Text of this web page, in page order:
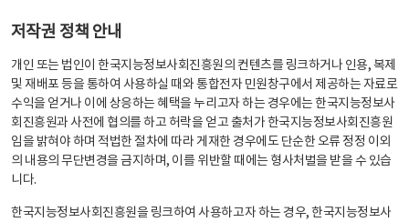
저작권 정책 안내
개인 또는 법인이 한국지능정보사회진흥원의 컨텐츠를 링크하거나 인용, 복제
및 재배포 등을 통하여 사용하실 때와 통합전자 민원창구에서 제공하는 자료로
수익을 얻거나 이에 상응하는 혜택을 누리고자 하는 경우에는 한국지능정보사
회진흥원과 사전에 협의를 하고 허락을 얻고 출처가 한국지능정보사회진흥원
임을 밝혀야 하며 적법한 절차에 따라 게재한 경우에도 단순한 오류 정정 이외
의 내용의 무단변경을 금지하며, 이를 위반할 때에는 형사처벌을 받을 수 있습
니다.
한국지능정보사회진흥원을 링크하여 사용하고자 하는 경우, 한국지능정보사